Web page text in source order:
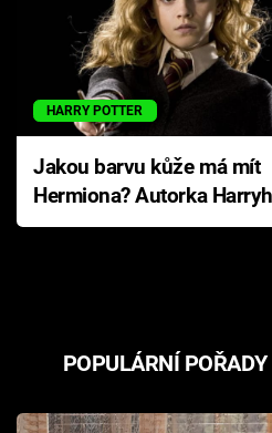
HARRY POTTER
Jakou barvu kůže má mít
Hermiona? Autorka
Pottera přišla s ráznou
POPULÁRNÍ